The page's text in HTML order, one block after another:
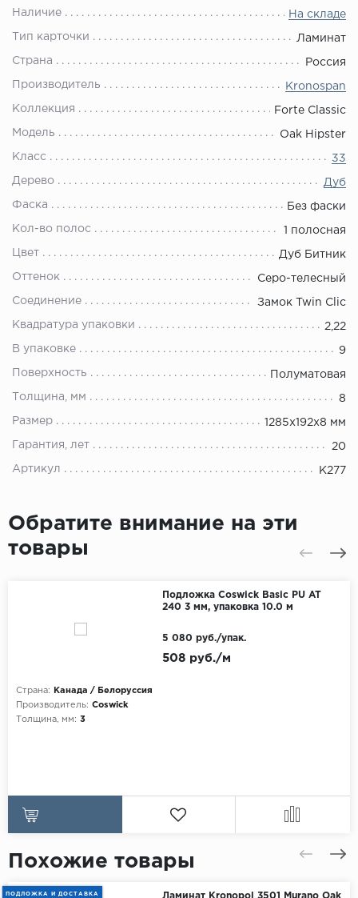
Наличие На складе
Тип карточки Ламинат
Страна Россия
Производитель Kronospan
Коллекция Forte Classic
Модель Oak Hipster
Класс 33
Дерево Дуб
Фаска Без фаски
Кол-во полос 1 полосная
Цвет Дуб Битник
Оттенок Серо-телесный
Соединение Замок Twin Clic
Квадратура упаковки 2,22
В упаковке 9
Поверхность Полуматовая
Толщина, мм 8
Размер 1285x192x8 мм
Гарантия, лет 20
Артикул K277
Обратите внимание на эти
товары
Подложка Coswick Basic PU AT
240 3 мм, упаковка 10.0 м
Страна:
Канада / Белоруссия
Производитель: Coswick
Толщина, мм: 3
508 руб./м
5 080 руб./упак.
Похожие товары
ПОДЛОЖКА И ДОСТАВКА